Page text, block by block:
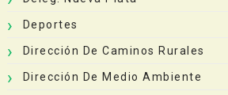
Deportes
Dirección De Caminos Rurales
Dirección De Medio Ambiente